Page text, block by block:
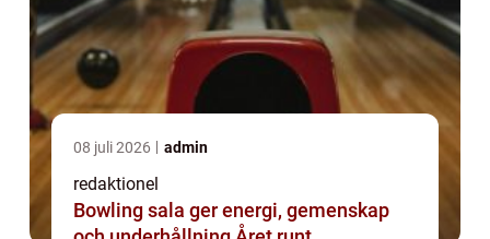
08 juli 2026 admin
redaktionel
Bowling sala ger energi, gemenskap